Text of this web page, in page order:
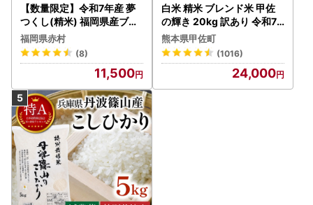
【数量限定】令和7年産 夢
つくし(精米) 福岡県産ブラ
ンド米 10kg (品番:3X11R7)
福岡県赤村
(8)
11,500
白米 精米 ブレンド米 甲佐
の輝き 20kg 訳あり 令和7
年産 【価格改定ZS】
熊本県甲佐町
(1016)
24,000